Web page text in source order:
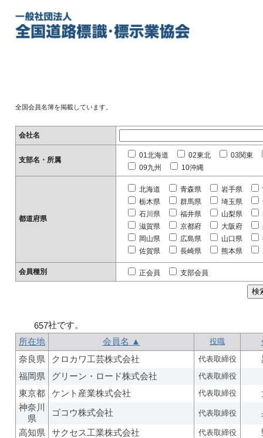
全国会員名簿を掲載しています。
会社名
支部名・所属
01北海道 02東北
03関東
09九州
10沖縄
都道府県
北海道 青森県 岩手県
栃木県
群馬県 埼玉県
石川県
福井県 山梨県
滋賀県
京都府 大阪府
岡山県
広島県 山口県
佐賀県
長崎県 熊本県
会員種別 正会員 支部会員
657社です。
所在地
会員名 ▲ 役職
奈良県
クロカワ工芸株式会社 代表取締役
福岡県
グリーン・ロード株式会社 代表取締役
東京都 ケント産業株式会社 代表取締役
神奈川
県
ゴコウ株式会社 代表取締役
高知県 サクセス工業株式会社 代表取締役